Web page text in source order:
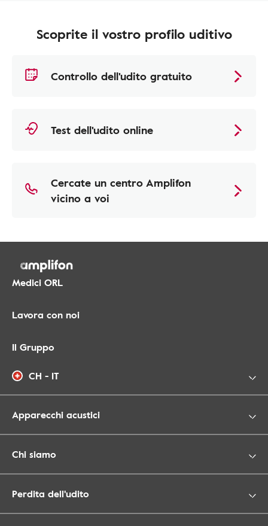
Scoprite il vostro profilo uditivo
Controllo dell'udito gratuito
Test dell'udito online
Cercate un centro Amplifon
vicino a voi
Medici ORL
Lavora con noi
Il Gruppo
CH - IT
Apparecchi acustici
Chi siamo
Perdita dell'udito